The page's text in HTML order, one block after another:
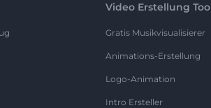
Video Erstellung
Gratis Musikvisualisierer
Animations-Erstellung
Logo-Animation
Intro Ersteller